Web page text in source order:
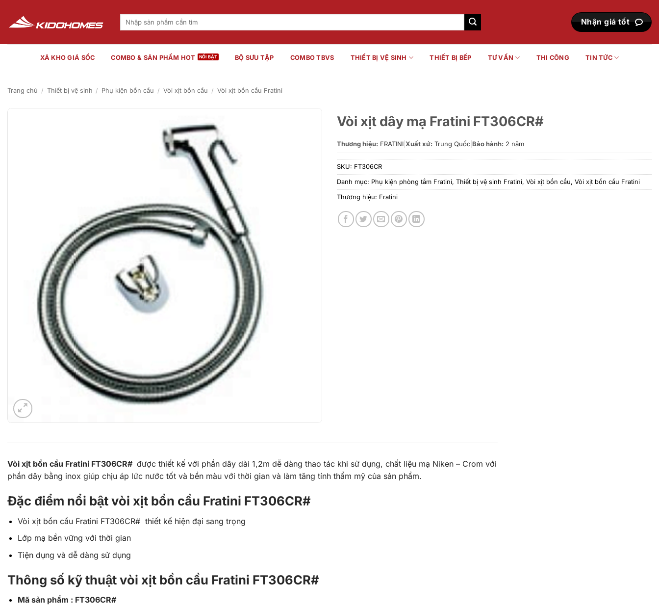
nội
dung
Tìm
Nhận giá tốt
XẢ KHO GIÁ SỐC COMBO & SẢN PHẨM HOT BỘ SƯU TẬP COMBO TBVS THIẾT BỊ VỆ SINH THIẾT BỊ BẾP TƯ VẤN THI CÔNG TIN TỨC
Trang chủ / Thiết bị vệ sinh / Phụ kiện bồn cầu / Vòi xịt bồn cầu / Vòi xịt bồn cầu Fratini
Vòi xịt dây mạ Fratini FT306CR#
Thương hiệu: FRATINI Xuất xứ: Trung Quốc Bảo hành: 2 năm
SKU: FT306CR
Danh mục: Phụ kiện phòng tắm Fratini, Thiết bị vệ sinh Fratini, Vòi xịt bồn cầu, Vòi xịt bồn cầu Fratini
Thương hiệu: Fratini
Vòi xịt bồn cầu Fratini FT306CR# được thiết kế với phần dây dài 1,2m dễ dàng thao tác khi sử dụng, chất liệu mạ Niken – Crom với
phần dây bằng inox giúp chịu áp lức nước tốt và bền màu với thời gian và làm tăng tính thẩm mỹ của sản phẩm.
Đặc điểm nổi bật vòi xịt bồn cầu Fratini FT306CR#
Vòi xịt bồn cầu Fratini FT306CR# thiết kế hiện đại sang trọng
Lớp mạ bền vững với thời gian
Tiện dụng và dễ dàng sử dụng
Thông số kỹ thuật vòi xịt bồn cầu Fratini FT306CR#
Mã sản phẩm : FT306CR#